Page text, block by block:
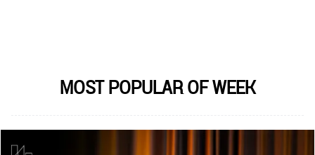
MOST POPULAR OF WEEK